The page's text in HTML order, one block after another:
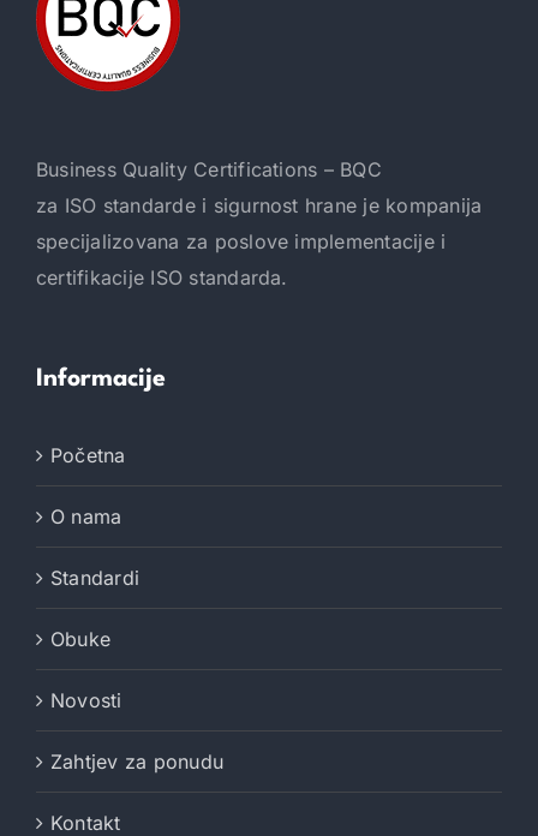
Business Quality Certifications – BQC
za ISO standarde i sigurnost hrane je kompanija
specijalizovana za poslove implementacije i
certifikacije ISO standarda.
Informacije
Početna
O nama
Standardi
Obuke
Novosti
Zahtjev za ponudu
Kontakt